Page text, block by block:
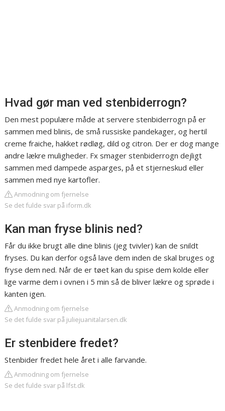
Hvad gør man ved stenbiderrogn?
Den mest populære måde at servere stenbiderrogn på er
sammen med blinis, de små russiske pandekager, og hertil
creme fraiche, hakket rødløg, dild og citron. Der er dog mange
andre lækre muligheder. Fx smager stenbiderrogn dejligt
sammen med dampede asparges, på et stjerneskud eller
sammen med nye kartofler.
Anmodning om fjernelse
Se det fulde svar på iform.dk
Kan man fryse blinis ned?
Får du ikke brugt alle dine blinis (jeg tvivler) kan de snildt
fryses. Du kan derfor også lave dem inden de skal bruges og
fryse dem ned. Når de er tøet kan du spise dem kolde eller
lige varme dem i ovnen i 5 min så de bliver lækre og sprøde i
kanten igen.
Anmodning om fjernelse
Se det fulde svar på juliejuanitalarsen.dk
Er stenbidere fredet?
Stenbider fredet hele året i alle farvande.
Anmodning om fjernelse
Se det fulde svar på lfst.dk